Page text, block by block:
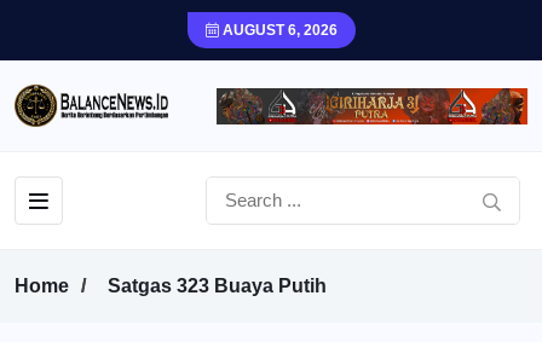
AUGUST 6, 2026
Home Satgas 323 Buaya Putih